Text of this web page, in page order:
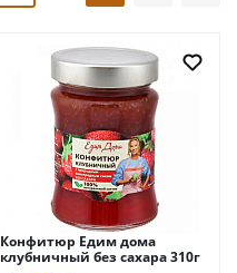
Конфитюр Едим дома
клубничный без сахара 310г